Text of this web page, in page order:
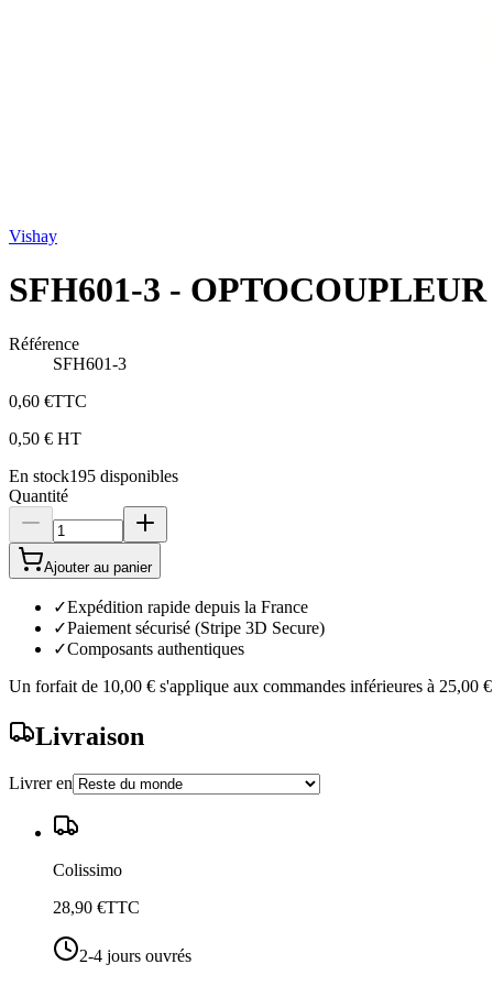
Vishay
SFH601-3 -
Référence
SFH601-3
0,60 €TTC
0,50 € HT
En stock195 disponibles
Quantité
Ajouter au panier
✓Expédition rapide depuis la France
✓Paiement sécurisé (Stripe 3D Secure)
✓Composants authentiques
Un forfait de 10,00 € s'applique aux commandes inférieures à 25,00 €
Livraison
Livrer en
Colissimo
28,90 €TTC
2-4 jours ouvrés